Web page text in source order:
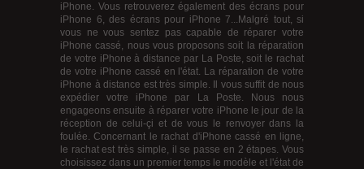
iPhone. Vous retrouverez également desécrans pour
iPhone 6, des écrans pour iPhone 7...Malgré tout, si
vous ne vous sentez pas capable de réparer votre
iPhone cassé, nous vous proposons soit la réparation
de votre iPhone à distance par La Poste, soit le rachat
de votre iPhone cassé en l'état. La réparation de votre
iPhone à distance est très simple. Il vous suffit de nous
expédier votre iPhone par La Poste. Nous nous
engageons ensuite à réparer votre iPhone le jour de la
réception de celui-çi et de vous le renvoyer dans la
foulée. Concernant le rachat d'iPhone cassé en ligne,
le rachat est très simple, il se passe en 2 étapes. Vous
choisissez dans un premier temps le modèle et l'état de